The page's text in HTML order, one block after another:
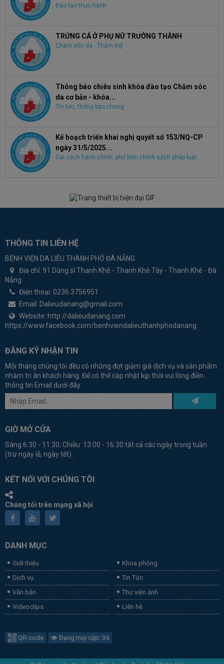
Đào tạo thực hành
TRỨNG CÁ Ở PHỤ NỮ TRƯỞNG THÀNH
Chăm sóc da - Thẩm mỹ
Thông báo chiêu sinh khóa đào tạo Chăm sóc
da cơ bản - khóa...
Tin tức, thông báo chung
Kế hoạch triển khai nghị quyết số 153/NQ-CP
ngày 31/5/2025...
Cải cách hành chính, phổ biến chính sách pháp luật
THÔNG TIN LIÊN HỆ
BỆNH VIỆN DA LIỄU THÀNH PHỐ ĐÀ NẴNG
Địa chỉ: 91 Dũng sĩ Thanh Khê - Thanh Khê Tây - Thanh Khê - Đà
Nẵng
Điện thoại: 0236.3756951
Email: Dalieudanang@gmail.com
Website: http://dalieudanang.com
https://www.facebook.com/benhviendalieuthanhphodanang
ĐĂNG KÝ NHẬN TIN
Mỗi tháng chúng tôi đều có những đợt giảm giá dịch vụ và sản phẩm
nhằm tri ân khách hàng. Để có thể cập nhật kịp thời vui lòng điền
thông tin Email dưới đây
GIỜ MỞ CỬA
Sáng 6:30 - 11:30; Chiều 13:00 - 16:30 tất cả các ngày trong tuần
(trừ ngày lễ, ngày tết).
KẾT NỐI VỚI CHÚNG TÔI
Chúng tôi trên mạng xã hội
DANH MỤC
Giới thiệu
Khoa phòng
Dịch vụ
Tin Tức
Văn bản
Thư viện ảnh
Videoclips
Liên hệ
QR-code Đang truy cập: 34